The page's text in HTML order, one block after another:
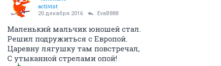
activist
20 декабря 2016 EvaB888
Маленький мальчик юношей стал.
Решил подружиться с Европой.
Царевну лягушку там повстречал,
С утыканной стрелами опой!